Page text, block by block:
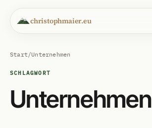
christophmaier.eu
Start/Unternehmen
SCHLAGWORT
Unternehmen